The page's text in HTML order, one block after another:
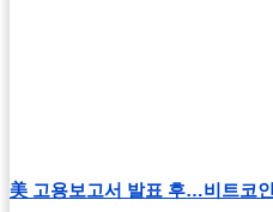
美 고용보고서 발표 후…비트코